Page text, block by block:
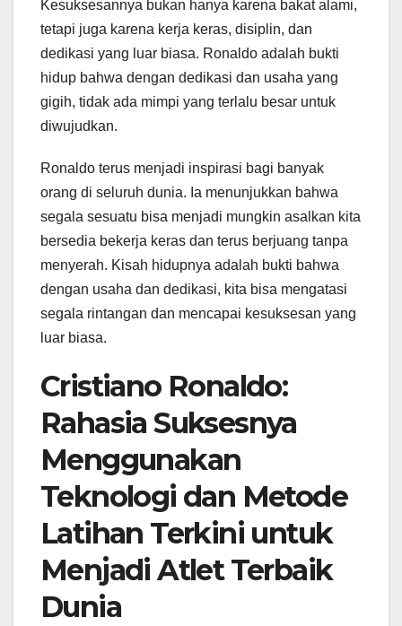
Kesuksesannya bukan hanya karena bakat alami,
tetapi juga karena kerja keras, disiplin, dan
dedikasi yang luar biasa. Ronaldo adalah bukti
hidup bahwa dengan dedikasi dan usaha yang
gigih, tidak ada mimpi yang terlalu besar untuk
diwujudkan.
Ronaldo terus menjadi inspirasi bagi banyak
orang di seluruh dunia. Ia menunjukkan bahwa
segala sesuatu bisa menjadi mungkin asalkan kita
bersedia bekerja keras dan terus berjuang tanpa
menyerah. Kisah hidupnya adalah bukti bahwa
dengan usaha dan dedikasi, kita bisa mengatasi
segala rintangan dan mencapai kesuksesan yang
luar biasa.
Cristiano Ronaldo:
Rahasia Suksesnya
Menggunakan
Teknologi dan Metode
Latihan Terkini untuk
Menjadi Atlet Terbaik
Dunia